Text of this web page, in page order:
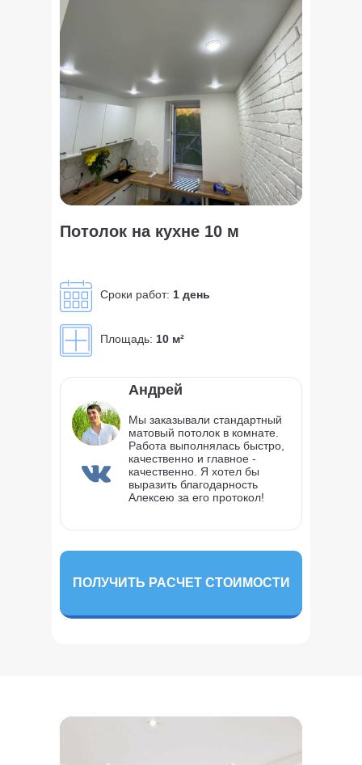
Потолок на кухне 10 м
Сроки работ: 1 день
ПОЛУЧИТЬ РАСЧЕТ СТОИМОСТИ
Площадь: 10 м²
Андрей
Мы заказывали стандартный
матовый потолок в комнате.
Работа выполнялась быстро,
качественно и главное -
качественно. Я хотел бы
выразить благодарность
Алексею за его протокол!